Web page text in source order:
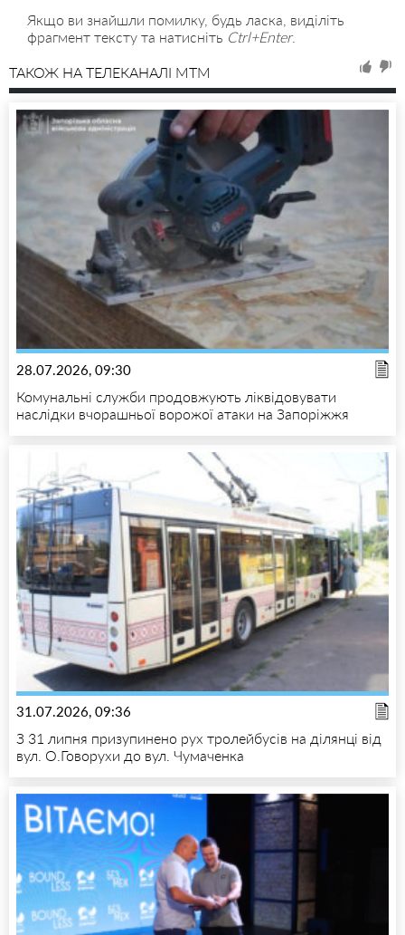
Якщо ви знайшли помилку, будь ласка, виділіть
фрагмент тексту та натисніть Ctrl+Enter.
ТАКОЖ НА ТЕЛЕКАНАЛІ MTM
28.07.2026, 09:30
Комунальні служби продовжують ліквідовувати
наслідки вчорашньої ворожої атаки на Запоріжжя
31.07.2026, 09:36
З 31 липня призупинено рух тролейбусів на ділянці від
вул. О.Говорухи до вул. Чумаченка